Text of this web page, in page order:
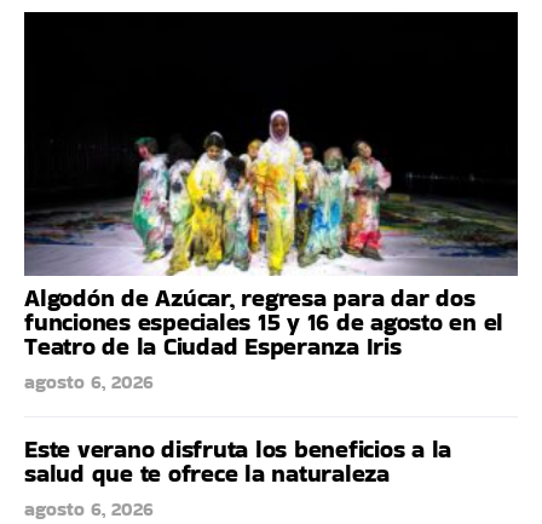
Algodón de Azúcar, regresa para dar dos
funciones especiales 15 y 16 de agosto en el
Teatro de la Ciudad Esperanza Iris
agosto 6, 2026
Este verano disfruta los beneficios a la
salud que te ofrece la naturaleza
agosto 6, 2026